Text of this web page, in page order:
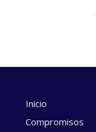
Inicio
Compromisos